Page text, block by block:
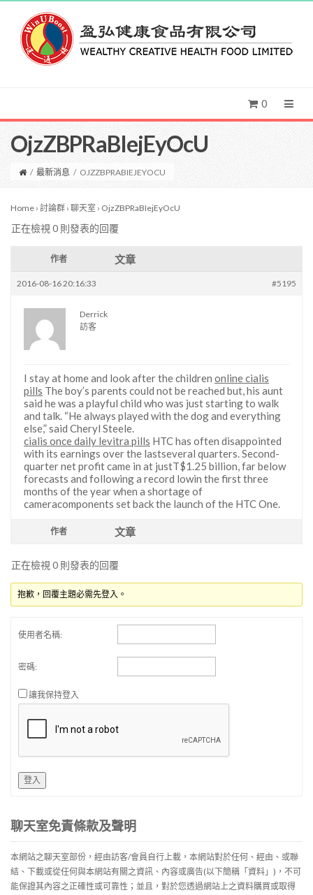
0
OjzZBPRaBIejEyOcU
/ 最新消息 / OJZZBPRABIEJEYOCU
Home › 討論群 › 聊天室 › OjzZBPRaBIejEyOcU
正在檢視 0 則發表的回覆
作者 文章
2016-08-16 20:16:33 #5195
Derrick
訪客
I stay at home and look after the children online cialis
pills The boy’s parents could not be reached but, his aunt
said he was a playful child who was just starting to walk
and talk. “He always played with the dog and everything
else,” said Cheryl Steele.
cialis once daily levitra pills HTC has often disappointed
with its earnings over the lastseveral quarters. Second-
quarter net profit came in at justT$1.25 billion, far below
forecasts and following a record lowin the first three
months of the year when a shortage of
cameracomponents set back the launch of the HTC One.
作者 文章
正在檢視 0 則發表的回覆
抱歉，回覆主題必需先登入。
使用者名稱:
密碼:
讓我保持登入
登入
聊天室免責條款及聲明
本網站之聊天室部份，經由訪客/會員自行上載，本網站對於任何、經由、或聯
結、下載或從任何與本網站有關之資訊、內容或廣告(以下簡稱「資料」)，不可
能保證其內容之正確性或可靠性；並且，對於您透過網站上之資料購買或取得